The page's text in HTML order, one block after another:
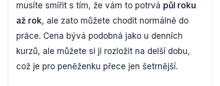
musíte smířit s tím, že vám to potrvá půl roku
až rok, ale zato můžete chodit normálně do
práce. Cena bývá podobná jako u denních
kurzů, ale můžete si ji rozložit na delší dobu,
což je pro peněženku přece jen šetrnější.